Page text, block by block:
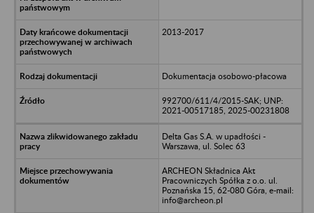
2013-2017
Dokumentacja osobowo-płacowa
992700/611/4/2015-SAK; UNP:
2021-00517185, 2025-00231808
Delta Gas S.A. w upadłości -
Warszawa, ul. Solec 63
ARCHEON Składnica Akt
Pracowniczych Spółka z o.o. ul.
Poznańska 15, 62-080 Góra, e-mail:
info@archeon.pl